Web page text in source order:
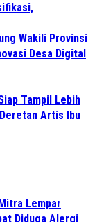
Wakili Provinsi
Desa Digital
Tampil Lebih
Artis Ibu
Lempar
Diduga Alergi